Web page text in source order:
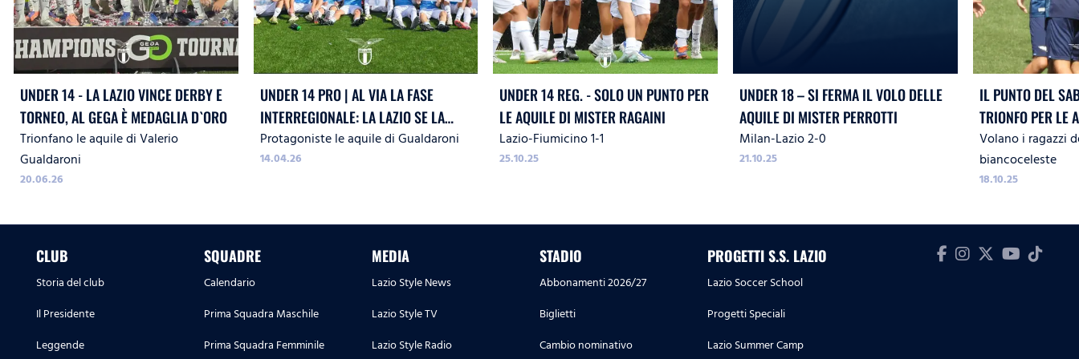
UNDER 14 - LA LAZIO VINCE DERBY E
TORNEO, AL GEGA È MEDAGLIA D`ORO
Trionfano le aquile di Valerio
Gualdaroni
20.06.26
UNDER 14 PRO | AL VIA LA FASE
INTERREGIONALE: LA LAZIO SE LA
VEDRÀ CON NAPOLI, CATANZARO E
PESCARA
Protagoniste le aquile di Gualdaroni
14.04.26
UNDER 14 REG. - SOLO UN PUNTO PER
LE AQUILE DI MISTER RAGAINI
Lazio-Fiumicino 1-1
25.10.25
UNDER 18 – SI FERMA IL VOLO DELLE
AQUILE DI MISTER PERROTTI
Milan-Lazio 2-0
21.10.25
IL PUNTO DEL
TRIONFO PER LE
Volano i ragazzi
biancoceleste
18.10.25
CLUB
Storia del club
Il Presidente
Leggende
SQUADRE
Calendario
Prima Squadra Maschile
Prima Squadra Femminile
MEDIA
Lazio Style News
Lazio Style TV
Lazio Style Radio
STADIO
Abbonamenti 2026/27
Biglietti
Cambio nominativo
PROGETTI S.S. LAZIO
Lazio Soccer School
Progetti Speciali
Lazio Summer Camp